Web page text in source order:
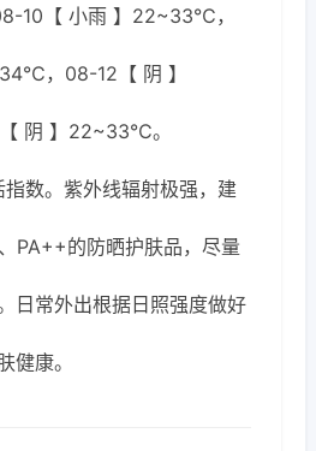
10【 小雨 】22~33℃，
，08-12【 阴 】
阴 】22~33℃。
数。紫外线辐射极强，建
PA++的防晒护肤品，尽量
日常外出根据日照强度做好
健康。